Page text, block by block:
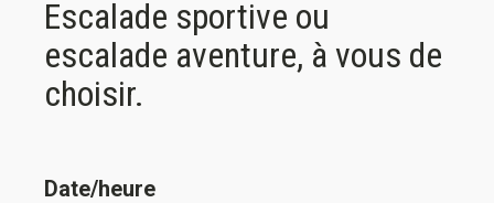
Escalade sportive ou
escalade aventure, à vous de
choisir.
Date/heure